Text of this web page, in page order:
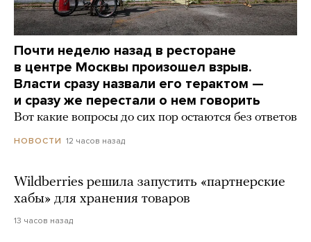
Почти неделю назад в ресторане
в центре Москвы произошел взрыв.
Власти сразу назвали его терактом —
и сразу же перестали о нем говорить
Вот какие вопросы до сих пор остаются без ответов
НОВОСТИ 12 часов назад
Wildberries решила запустить «партнерские
хабы» для хранения товаров
13 часов назад